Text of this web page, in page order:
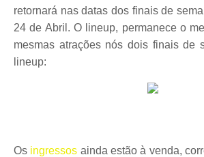
retornará nas datas dos finais de
24 de Abril. O lineup, permanece o
mesmas atrações nós dois finais de
lineup:
Os ingressos ainda estão à venda,